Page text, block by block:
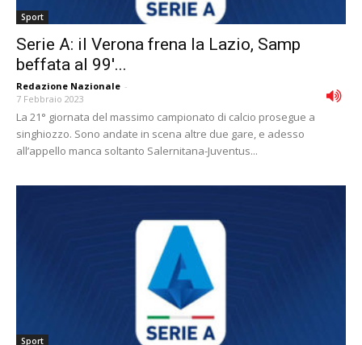
Sport
Serie A: il Verona frena la Lazio, Samp
beffata al 99′...
Redazione Nazionale -
7 Febbraio 2023
La 21° giornata del massimo campionato di calcio prosegue a
singhiozzo. Sono andate in scena altre due gare, e adesso
all’appello manca soltanto Salernitana-Juventus...
Sport